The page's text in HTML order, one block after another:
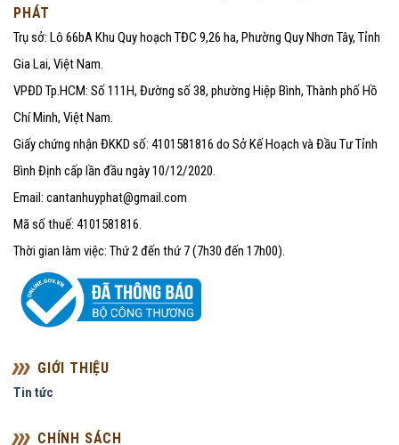
PHÁT
Trụ sở: Lô 66bA Khu Quy hoạch TĐC 9,26 ha, Phường Quy Nhơn Tây, Tỉnh
Gia Lai, Việt Nam.
VPĐD Tp.HCM: Số 111H, Đường số 38, phường Hiệp Bình, Thành phố Hồ
Chí Minh, Việt Nam.
Giấy chứng nhận ĐKKD số: 4101581816 do Sở Kế Hoạch và Đầu Tư Tỉnh
Bình Định cấp lần đầu ngày 10/12/2020.
Email: cantanhuyphat@gmail.com
Mã số thuế: 4101581816.
Thời gian làm việc: Thứ 2 đến thứ 7 (7h30 đến 17h00).
GIỚI THIỆU
Tin tức
CHÍNH SÁCH